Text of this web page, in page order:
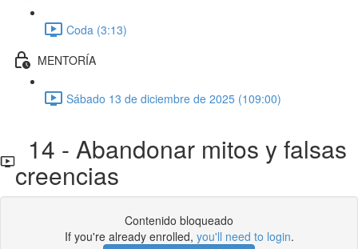
Coda (3:13)
MENTORÍA
Sábado 13 de diciembre de 2025 (109:00)
14 - Abandonar mitos y falsas
creencias
Contenido bloqueado
If you're already enrolled, you'll need to login.